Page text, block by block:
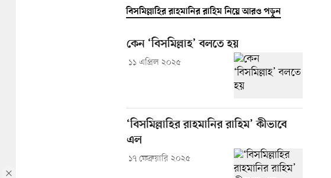
বিসমিল্লাহির রাহমানির রাহিম নিয়ে আরও পড়ুন
কেন ‘বিসমিল্লাহ’ বলতে হয়
১১ এপ্রিল ২০২৫
‘বিসমিল্লাহির রাহমানির রাহিম’ কীভাবে
এল
১৭ ফেব্রুয়ারি ২০২৫